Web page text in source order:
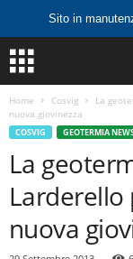
Sito in
Home Cosvig
La
nuova giovinezza
COSVIG GEOTERMIA
La
Larderello
nuova